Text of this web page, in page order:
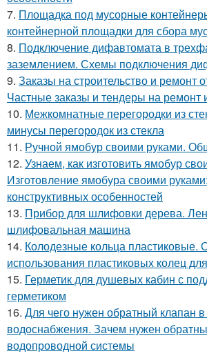
7. Площадка под мусорные
контейнерной площадки для сбора
8. Подключение дифавтомата в
заземлением. Схемы подключения
9. Заказы на строительство и ремонт
Частные заказы и тендеры на ремонт
10. Межкомнатные перегородки из
минусы перегородок из стекла
11. Ручной ямобур своими руками.
12. Узнаем, как изготовить ямобур
Изготовление ямобура своими
конструктивных особенностей
13. Прибор для шлифовки дерева.
шлифовальная машина
14. Колодезные кольца пластиковые.
использования пластиковых колец
15. Герметик для душевых кабин с
герметиком
16. Для чего нужен обратный клапан
водоснабжения. Зачем нужен
водопроводной системы